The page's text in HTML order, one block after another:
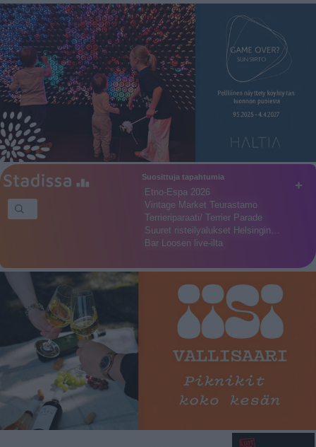
+
Suosittuja tapahtumia
Etno-Espa 2026
Vintage Market Teurastamo
Terrieriparaati/ Terrier Parade
Suuret risteilyalukset Helsingin…
Bar Loosen live-ilta